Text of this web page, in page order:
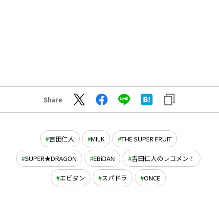
Share
吉田仁人 MILK THE SUPER FRUIT
SUPER★DRAGON EBiDAN 吉田仁人のレコメン！
エビダン スパドラ ONCE